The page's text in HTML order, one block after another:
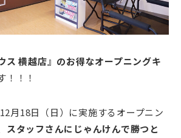
ス 横越店』のお得なオープニングキ
！！！
月18日（日）に実施するオープニン
スタッフさんにじゃんけんで勝つと